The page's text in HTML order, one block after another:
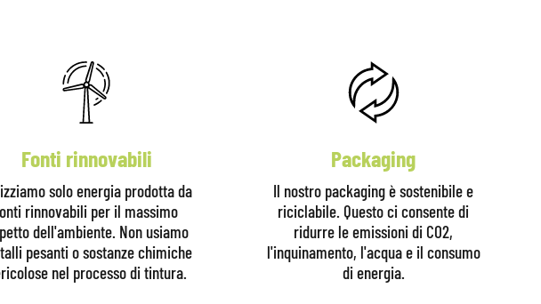
Fonti rinnovabili
solo energia prodotta da
rinnovabili per il massimo
dell'ambiente. Non usiamo
pesanti o sostanze chimiche
nel processo di tintura.
Packaging
Il nostro packaging è sostenibile e
riciclabile. Questo ci consente di
ridurre le emissioni di CO2,
l'inquinamento, l'acqua e il consumo
di energia.